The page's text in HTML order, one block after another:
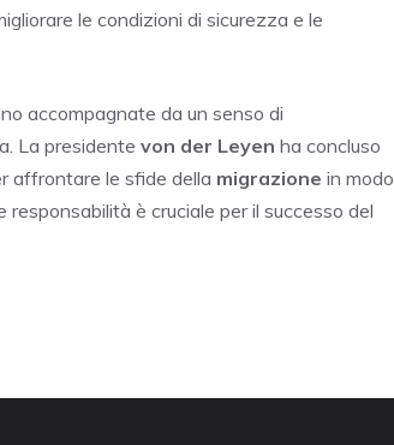
le condizioni di sicurezza e le
accompagnate da un senso di
La presidente von der Leyen ha concluso
affrontare le sfide della migrazione in modo
responsabilità è cruciale per il successo del